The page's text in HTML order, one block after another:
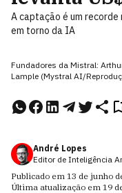
A captação é um
em torno da IA
Fundadores da Mistral:
Lample (Mystral AI/
André Lopes
Editor de Inteligência
Publicado em 13 de junho
Última atualização em 19